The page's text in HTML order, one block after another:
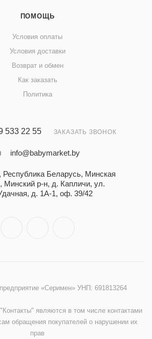
ПОМОЩЬ
Условия оплаты
Условия доставки
Возврат и обмен
Как заказать
Политика
533 22 55 ЗАКАЗАТЬ ЗВОНОК
info@babymarket.by
Республика Беларусь, Минская
Минский р-н, д. Капличи, ул.
д. 1А-1, оф. 39/42
«Серимен» УНП: 691813264
являются в том числе контактами
обращения покупателей о нарушении их
прав